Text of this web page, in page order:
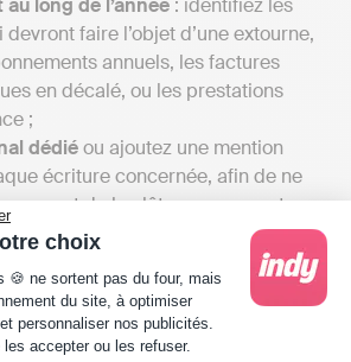
choix
du Consentement :
🍪 ne sortent pas du four, mais
du site, à optimiser
personnaliser nos publicités.
accepter ou les refuser.
Axeptio consent
long de l’année : identifiez les
faire l’objet d’une extourne,
annuels, les factures
en décalé, ou les prestations
;
dédiéou ajoutez une mention
écriture concernée, afin de ne
moment de la clôture pour unetenue
;
dès l’ouverture du nouvel
le 1er janvier si vous clôturez au
que votre comptabilité soit à jour